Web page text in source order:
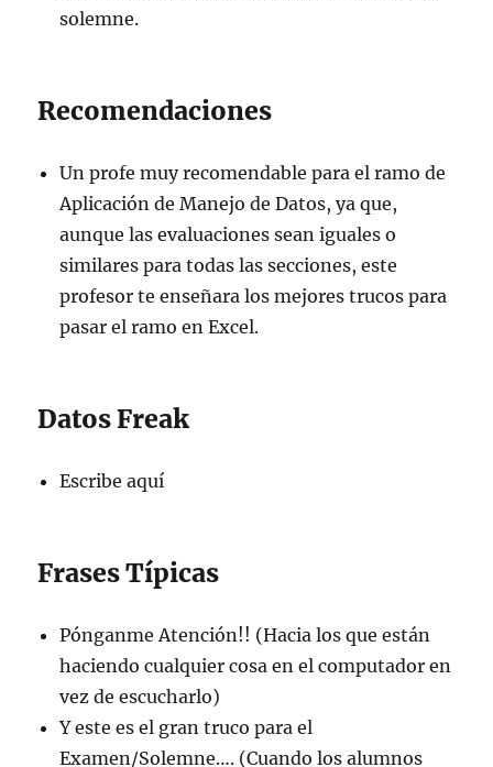
solemne.
Recomendaciones
Un profe muy recomendable para el ramo de
Aplicación de Manejo de Datos, ya que,
aunque las evaluaciones sean iguales o
similares para todas las secciones, este
profesor te enseñara los mejores trucos para
pasar el ramo en Excel.
Datos Freak
Escribe aquí
Frases Típicas
Pónganme Atención!! (Hacia los que están
haciendo cualquier cosa en el computador en
vez de escucharlo)
Y este es el gran truco para el
Examen/Solemne…. (Cuando los alumnos